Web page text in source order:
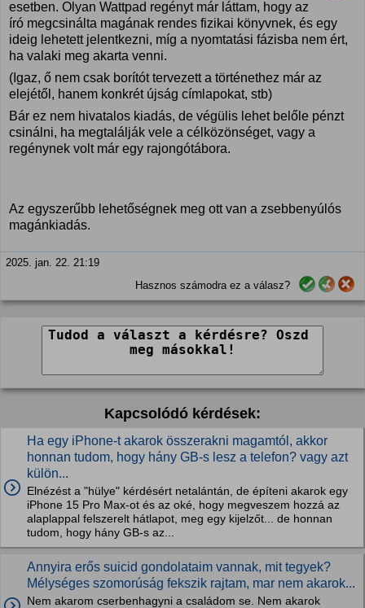
esetben. Olyan Wattpad regényt már láttam, hogy az
író megcsinálta magának rendes fizikai könyvnek, és egy
ideig lehetett jelentkezni, míg a nyomtatási fázisba nem ért,
ha valaki meg akarta venni.
(Igaz, ő nem csak borítót tervezett a történethez már az
elejétől, hanem konkrét újság címlapokat, stb)
Bár ez nem hivatalos kiadás, de végülis lehet belőle pénzt
csinálni, ha megtalálják vele a célközönséget, vagy a
regénynek volt már egy rajongótábora.
Az egyszerűbb lehetőségnek meg ott van a zsebbenyúlós
magánkiadás.
2025. jan. 22. 21:19
Hasznos számodra ez a válasz?
Kapcsolódó kérdések:
Ha egy iPhone-t akarok összerakni magamtól, akkor
honnan tudom, hogy hány GB-s lesz a telefon? vagy azt
külön...
Elnézést a "hülye" kérdésért netalántán, de építeni akarok egy
iPhone 15 Pro Max-ot és az oké, hogy megveszem hozzá az
alaplappal felszerelt hátlapot, meg egy kijelzőt... de honnan
tudom, hogy hány GB-s az...
Annyira erős suicid gondolataim vannak, mit tegyek?
Mélységes szomorúság fekszik rajtam, mar nem akarok...
Nem akarom cserbenhagyni a családom se. Nem akarok